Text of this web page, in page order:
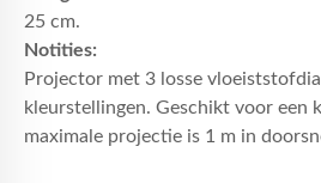
25 cm.
Notities:
Projector met 3 losse
kleurstellingen. Geschikt voor een
maximale projectie is 1 m in